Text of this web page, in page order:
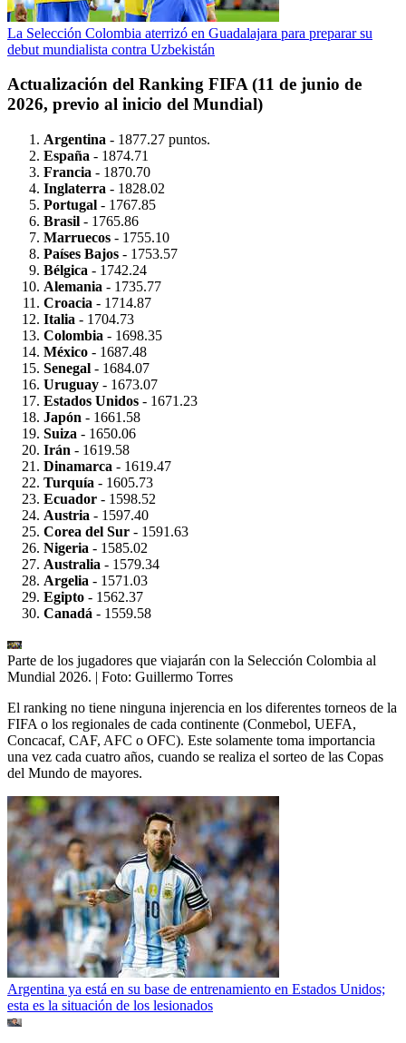
La Selección Colombia aterrizó en Guadalajara para preparar su
debut mundialista contra Uzbekistán
Actualización del Ranking FIFA (11 de junio de
2026, previo al inicio del Mundial)
Argentina - 1877.27 puntos.
España - 1874.71
Francia - 1870.70
Inglaterra - 1828.02
Portugal - 1767.85
Brasil - 1765.86
Marruecos - 1755.10
Países Bajos - 1753.57
Bélgica - 1742.24
Alemania - 1735.77
Croacia - 1714.87
Italia - 1704.73
Colombia - 1698.35
México - 1687.48
Senegal - 1684.07
Uruguay - 1673.07
Estados Unidos - 1671.23
Japón - 1661.58
Suiza - 1650.06
Irán - 1619.58
Dinamarca - 1619.47
Turquía - 1605.73
Ecuador - 1598.52
Austria - 1597.40
Corea del Sur - 1591.63
Nigeria - 1585.02
Australia - 1579.34
Argelia - 1571.03
Egipto - 1562.37
Canadá - 1559.58
Parte de los jugadores que viajarán con la Selección Colombia al
Mundial 2026. | Foto: Guillermo Torres
El ranking no tiene ninguna injerencia en los diferentes torneos de la
FIFA o los regionales de cada continente (Conmebol, UEFA,
Concacaf, CAF, AFC o OFC). Este solamente toma importancia
una vez cada cuatro años, cuando se realiza el sorteo de las Copas
del Mundo de mayores.
Argentina ya está en su base de entrenamiento en Estados Unidos;
esta es la situación de los lesionados